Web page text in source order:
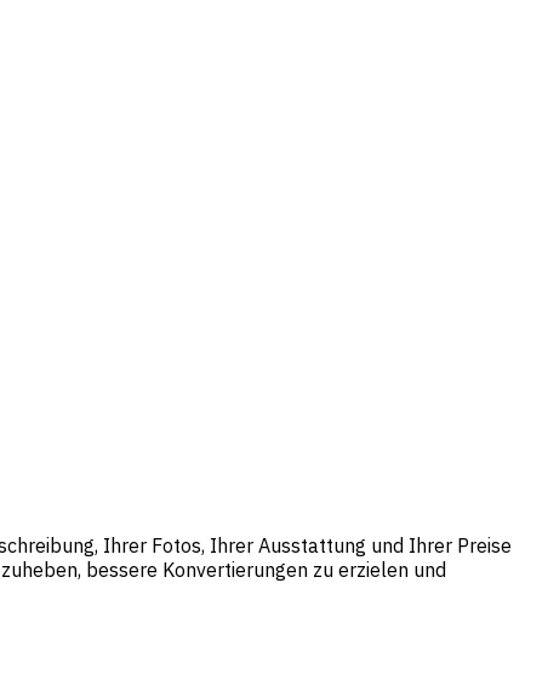
Ihrer Fotos, Ihrer Ausstattung und Ihrer Preise
bessere Konvertierungen zu erzielen und